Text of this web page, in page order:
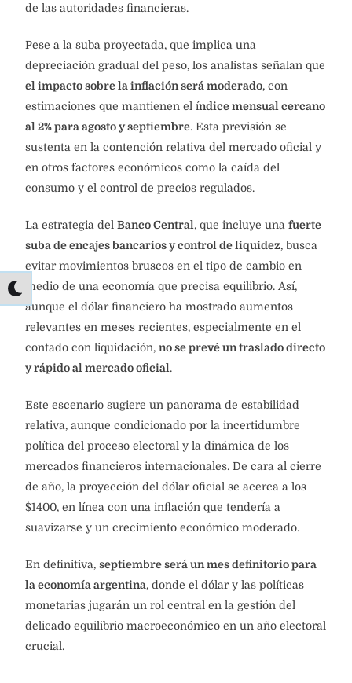
de las autoridades financieras.
Pese a la suba proyectada, que implica una
depreciación gradual del peso, los analistas señalan que
el impacto sobre la inflación será moderado, con
estimaciones que mantienen el índice mensual cercano
al 2% para agosto y septiembre. Esta previsión se
sustenta en la contención relativa del mercado oficial y
en otros factores económicos como la caída del
consumo y el control de precios regulados.
La estrategia del Banco Central , que incluye una fuerte
suba de encajes bancarios y control de liquidez, busca
evitar movimientos bruscos en el tipo de cambio en
medio de una economía que precisa equilibrio. Así,
aunque el dólar financiero ha mostrado aumentos
relevantes en meses recientes, especialmente en el
contado con liquidación, no se prevé un traslado directo
y rápido al mercado oficial .
Este escenario sugiere un panorama de estabilidad
relativa, aunque condicionado por la incertidumbre
política del proceso electoral y la dinámica de los
mercados financieros internacionales. De cara al cierre
de año, la proyección del dólar oficial se acerca a los
$1400, en línea con una inflación que tendería a
suavizarse y un crecimiento económico moderado.
En definitiva, septiembre será un mes definitorio para
la economía argentina, donde el dólar y las políticas
monetarias jugarán un rol central en la gestión del
delicado equilibrio macroeconómico en un año electoral
crucial.